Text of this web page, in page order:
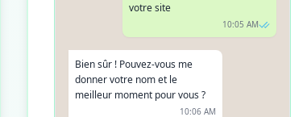
votre site
10:05 AM
Bien sûr ! Pouvez-vous me
donner votre nom et le
meilleur moment pour vous ?
10:06 AM